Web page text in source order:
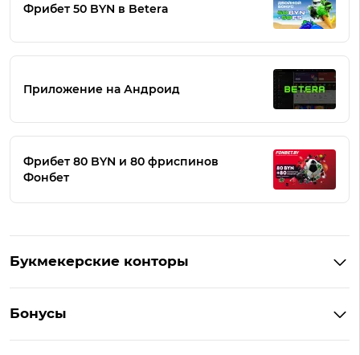
Фрибет 50 BYN в Betera
Приложение на Андроид
Фрибет 80 BYN и 80 фриспинов
Фонбет
Букмекерские конторы
Букмекеры на Андроид
Бонусы